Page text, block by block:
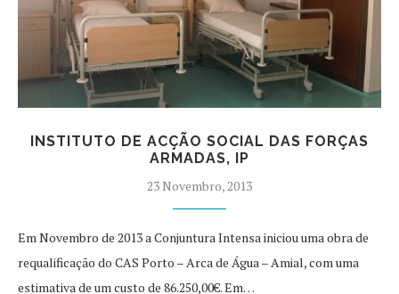
INSTITUTO DE ACÇÃO SOCIAL DAS FORÇAS
ARMADAS, IP
23 Novembro, 2013
Em Novembro de 2013 a Conjuntura Intensa iniciou uma obra de
requalificação do CAS Porto – Arca de Água – Amial, com uma
estimativa de um custo de 86.250,00€. Em…